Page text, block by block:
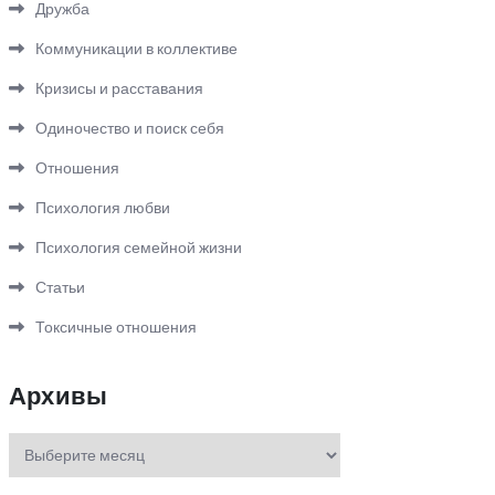
Дружба
Коммуникации в коллективе
Кризисы и расставания
Одиночество и поиск себя
Отношения
Психология любви
Психология семейной жизни
Статьи
Токсичные отношения
Архивы
Архивы